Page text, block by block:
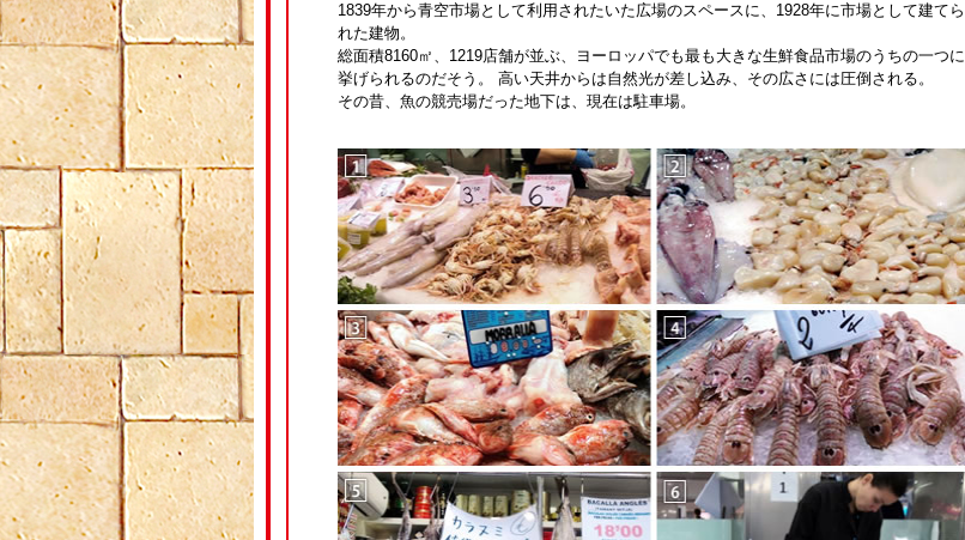
1839年から青空市場として利用されたいた広場のスペースに、1928年に市場として建てら
れた建物。
総面積8160㎡、1219店舗が並ぶ、ヨーロッパでも最も大きな生鮮食品市場のうちの一つに
挙げられるのだそう。 高い天井からは自然光が差し込み、その広さには圧倒される。
その昔、魚の競売場だった地下は、現在は駐車場。